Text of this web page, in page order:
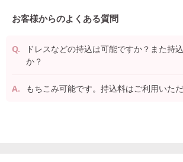
お客様からのよくある質問
ドレスなどの持込は可能ですか？また持
か？
もちこみ可能です。持込料はご利用いた